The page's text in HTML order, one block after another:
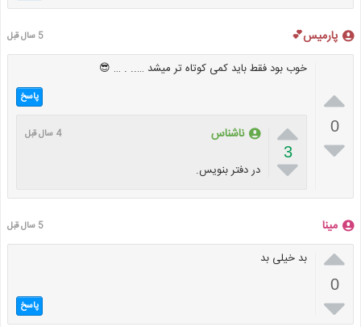
پارمیس💕 5 سال قبل

0

خوب بود فقط باید کمی کوتاه تر میشد ….. . … 😎
پاسخ

3

ناشناس 4 سال قبل
در دفتر بنویس.
مینا 5 سال قبل

0

بد خیلی بد
پاسخ